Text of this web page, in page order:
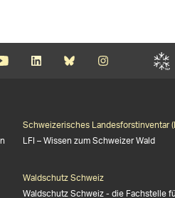
Schweizerisches Landesforstinventar
LFI – Wissen zum Schweizer Wald
Waldschutz Schweiz
Waldschutz Schweiz - die Fachstelle